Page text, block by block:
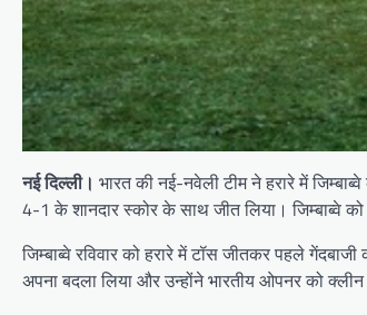
नई दिल्ली। भारत की नई-नवेली टीम ने हरारे में
4-1 के शानदार स्कोर के साथ जीत लिया। जिम्बाब्वे
जिम्बाब्वे रविवार को हरारे में टॉस जीतकर पहले
अपना बदला लिया और उन्होंने भारतीय ओपनर को क्लीन